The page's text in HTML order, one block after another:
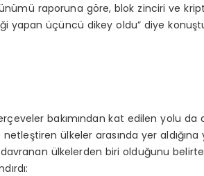
raporuna göre, blok zinciri ve
yapan üçüncü dikey oldu” diye
bakımından kat edilen yolu
ülkeler arasında yer aldığına
ülkelerden biri olduğunu